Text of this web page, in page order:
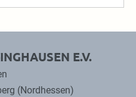
E.V.
(Nordhessen)